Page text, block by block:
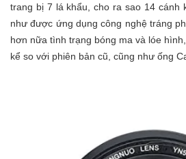
trang bị 7 lá khẩu, cho ra sao 14 cánh
như được ứng dụng công nghệ tráng
hơn nữa tình trạng bóng ma và lóe
kể so với phiên bản cũ, cũng như ống